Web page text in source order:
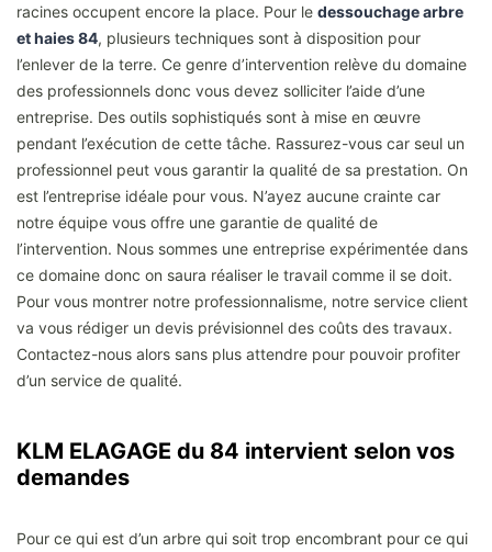
racines occupent encore la place. Pour le dessouchage arbre
et haies 84, plusieurs techniques sont à disposition pour
l’enlever de la terre. Ce genre d’intervention relève du domaine
des professionnels donc vous devez solliciter l’aide d’une
entreprise. Des outils sophistiqués sont à mise en œuvre
pendant l’exécution de cette tâche. Rassurez-vous car seul un
professionnel peut vous garantir la qualité de sa prestation. On
est l’entreprise idéale pour vous. N’ayez aucune crainte car
notre équipe vous offre une garantie de qualité de
l’intervention. Nous sommes une entreprise expérimentée dans
ce domaine donc on saura réaliser le travail comme il se doit.
Pour vous montrer notre professionnalisme, notre service client
va vous rédiger un devis prévisionnel des coûts des travaux.
Contactez-nous alors sans plus attendre pour pouvoir profiter
d’un service de qualité.
KLM ELAGAGE du 84 intervient selon vos
demandes
Pour ce qui est d’un arbre qui soit trop encombrant pour ce qui